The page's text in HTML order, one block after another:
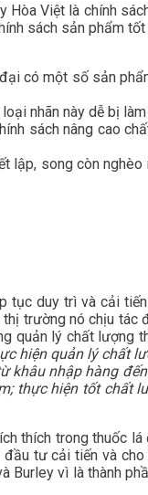
Việt là chính
sách sản phẩm
có một số sản
nhãn này dễ bị
sách nâng cao
lập, song còn
tục duy trì và cải
trường nó chịu tác
quản lý chất lượng
hiện quản lý chất
khâu nhập hàng
thực hiện tốt chất
thích trong thuốc
tư cải tiến và
Burley vì là thành